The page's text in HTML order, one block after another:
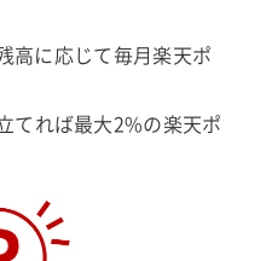
高に応じて毎月楽天ポ
てれば最大2%の楽天ポ